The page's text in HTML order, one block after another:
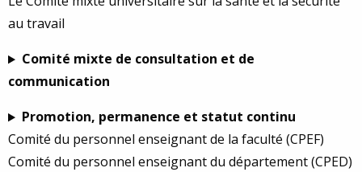
au travail
Comité mixte de consultation et de
communication
Promotion, permanence et statut continu
Comité du personnel enseignant de la faculté (CPEF)
Comité du personnel enseignant du département (CPED)